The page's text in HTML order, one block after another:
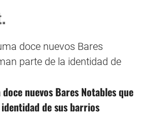
nuevos Bares Notables que
de sus barrios